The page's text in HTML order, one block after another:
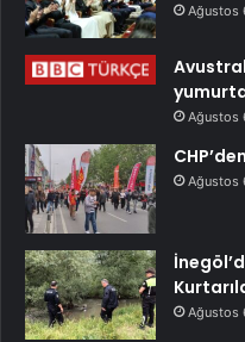
Ağustos
Ağustos
Ağustos
Ağustos